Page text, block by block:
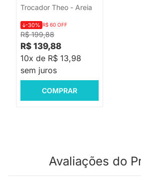
Trocador Theo - Areia
R$ 199,88
-30% R$ 60 OFF
R$ 139,88
10x de R$ 13,98
sem juros
COMPRAR
Avaliações do